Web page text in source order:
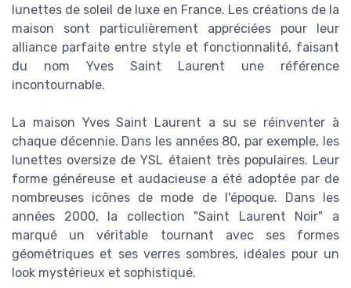
lunettes de soleil de luxe en France. Les créations de la
maison sont particulièrement appréciées pour leur
alliance parfaite entre style et fonctionnalité, faisant
du nom Yves Saint Laurent une référence
incontournable.
La maison Yves Saint Laurent a su se réinventer à
chaque décennie. Dans les années 80, par exemple, les
lunettes oversize de YSL étaient très populaires. Leur
forme généreuse et audacieuse a été adoptée par de
nombreuses icônes de mode de l'époque. Dans les
années 2000, la collection "Saint Laurent Noir" a
marqué un véritable tournant avec ses formes
géométriques et ses verres sombres, idéales pour un
look mystérieux et sophistiqué.